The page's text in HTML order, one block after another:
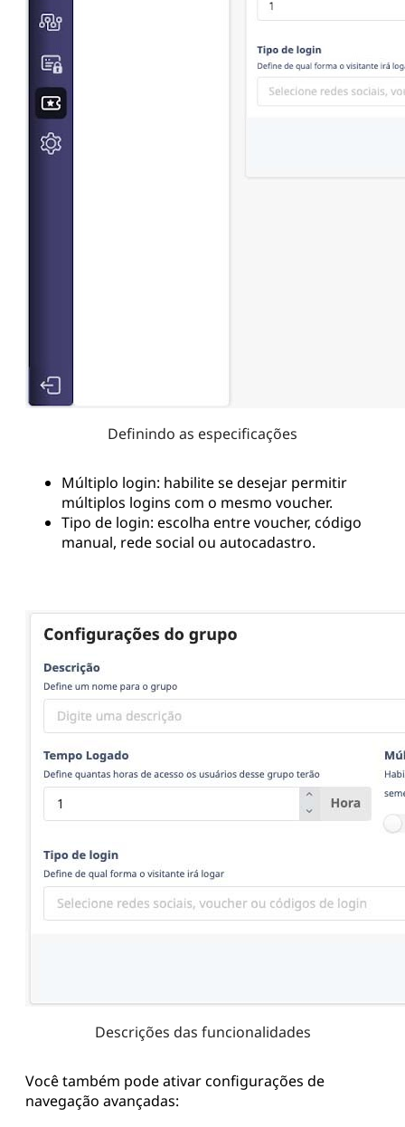
Definindo as especificações
Múltiplo login: habilite se desejar permitir
múltiplos logins com o mesmo voucher.
Tipo de login: escolha entre voucher, código
manual, rede social ou autocadastro.
Descrições das funcionalidades
Você também pode ativar configurações de
navegação avançadas: